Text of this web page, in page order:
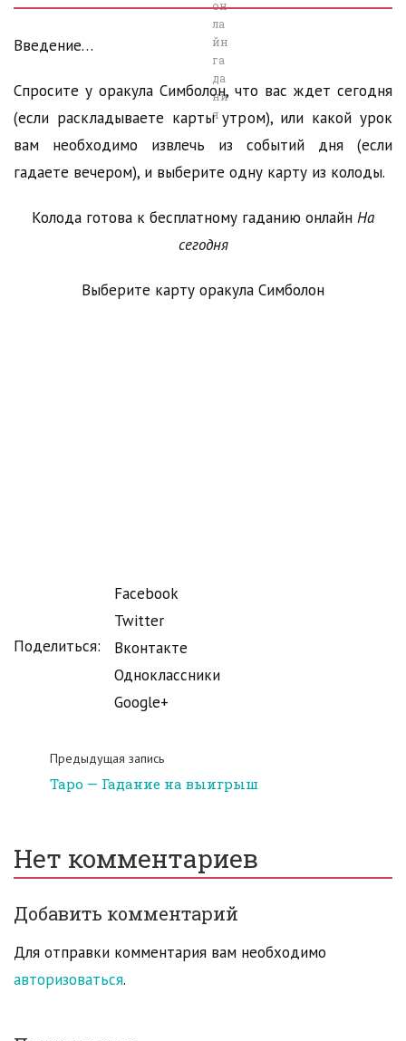
он
ла
йн
га
да
ни
я
Введение…
Спросите у оракула Симболон, что вас ждет сегодня
(если раскладываете карты утром), или какой урок
вам необходимо извлечь из событий дня (если
гадаете вечером), и выберите одну карту из колоды.
Колода готова к бесплатному гаданию онлайн На
сегодня
Выберите карту оракула Симболон
Поделиться:
Facebook
Twitter
Вконтакте
Одноклассники
Google+
Предыдущая запись
Таро — Гадание на выигрыш
Нет комментариев
Добавить комментарий
Для отправки комментария вам необходимо
авторизоваться.